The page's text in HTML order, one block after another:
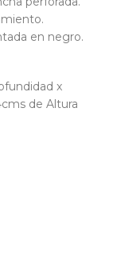
en negro.
x
de Altura